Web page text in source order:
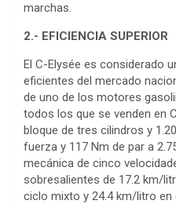
marchas.
2.- EFICIENCIA SUPERIOR
El C-Elysée es considerado
eficientes del mercado
de uno de los motores
todos los que se venden en
bloque de tres cilindros y
fuerza y 117 Nm de par a
mecánica de cinco
sobresalientes de 17.2 km/
ciclo mixto y 24.4 km/litro en